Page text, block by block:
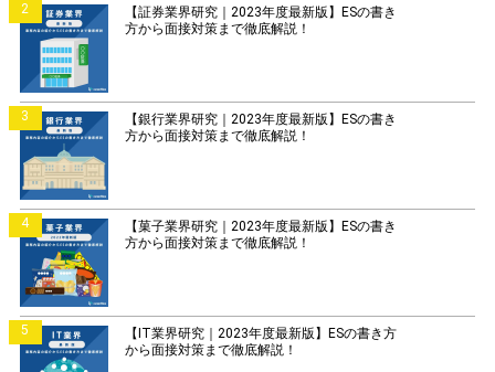
2
【証券業界研究｜2023年度最新版】ESの書き
方から面接対策まで徹底解説！
3
【銀行業界研究｜2023年度最新版】ESの書き
方から面接対策まで徹底解説！
4
【菓子業界研究｜2023年度最新版】ESの書き
方から面接対策まで徹底解説！
5
【IT業界研究｜2023年度最新版】ESの書き方
から面接対策まで徹底解説！